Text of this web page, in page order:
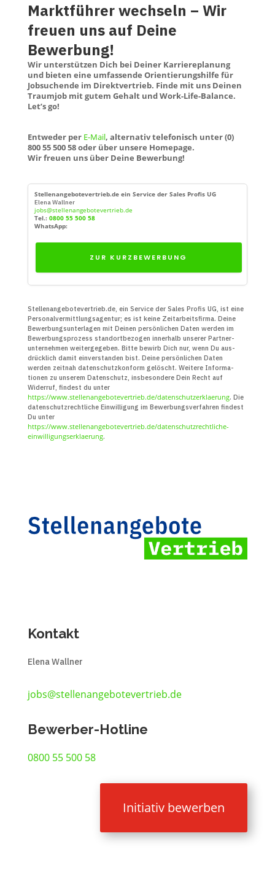
Marktführer wechseln – Wir
freuen uns auf Deine
Bewerbung!
Wir unterstützen Dich bei Deiner Karriereplanung
und bieten eine umfassende Orientierungshilfe für
Jobsuchende im Direktvertrieb. Finde mit uns Deinen
Traumjob mit gutem Gehalt und Work-Life-Balance.
Let’s go!
Entweder per E-Mail, alternativ telefonisch unter (0)
800 55 500 58 oder über unsere Homepage.
Wir freuen uns über Deine Bewerbung!
Stellenangebotevertrieb.de ein Service der Sales Profis UG
Elena Wallner
jobs@stellenangebotevertrieb.de
Tel.: 0800 55 500 58
WhatsApp:
ZUR KURZBEWERBUNG
Stellenangebotevertrieb.de, ein Service der Sales Profis UG, ist eine
Personal­vermittlungs­agentur; es ist keine Zeit­arbeits­firma. Deine
Bewerbungs­unter­lagen mit Deinen persön­lichen Daten werden im
Bewerbungs­prozess standort­bezogen innerhalb unserer Partner­
unter­nehmen weiter­gegeben. Bitte bewirb Dich nur, wenn Du aus­
drücklich damit ein­verstanden bist. Deine persön­lichen Daten
werden zeitnah daten­schutz­konform gelöscht. Weitere Infor­ma­
tionen zu unserem Daten­schutz, insbe­sondere Dein Recht auf
Widerruf, findest du unter
https://www.stellenangebotevertrieb.de/datenschutzerklaerung. Die
daten­schutz­recht­liche Ein­willigung im Bewerbungs­verfahren findest
Du unter
https://www.stellenangebotevertrieb.de/datenschutzrechtliche-
einwilligungserklaerung.
Kontakt
Elena Wallner
jobs@stellenangebotevertrieb.de
Bewerber-Hotline
0800 55 500 58
Initiativ bewerben